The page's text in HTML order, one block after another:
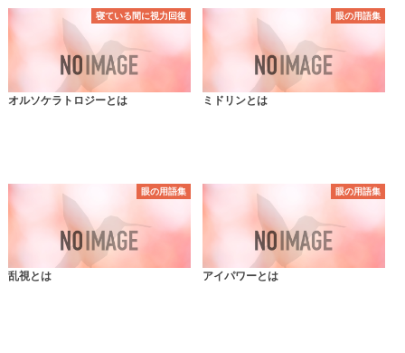
寝ている間に視力回復
オルソケラトロジーとは
眼の用語集
ミドリンとは
眼の用語集
乱視とは
眼の用語集
アイパワーとは